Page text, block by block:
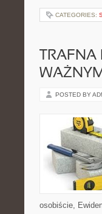
CATEGORIES:
POSTED BY
osobiście,